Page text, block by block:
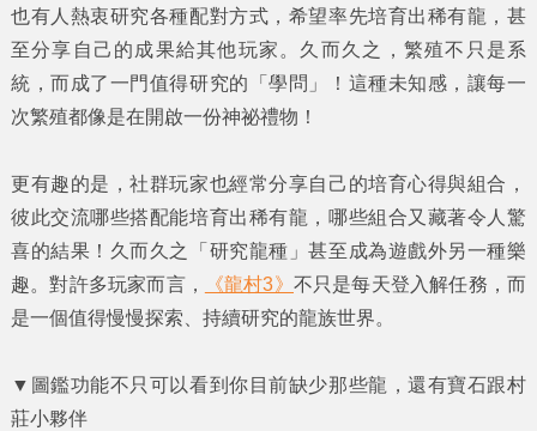
也有人熱衷研究各種配對方式，希望率先培育出稀有龍，甚
至分享自己的成果給其他玩家。久而久之，繁殖不只是系
統，而成了一門值得研究的「學問」！這種未知感，讓每一
次繁殖都像是在開啟一份神祕禮物！
更有趣的是，社群玩家也經常分享自己的培育心得與組合，
彼此交流哪些搭配能培育出稀有龍，哪些組合又藏著令人驚
喜的結果！久而久之「研究龍種」甚至成為遊戲外另一種樂
趣。對許多玩家而言，
《龍村3》 不只是每天登入解任務，而
是一個值得慢慢探索、持續研究的龍族世界。
▼ 圖鑑功能不只可以看到你目前缺少那些龍，還有寶石跟村
莊小夥伴